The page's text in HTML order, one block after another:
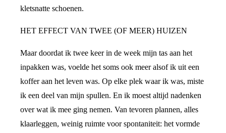
kletsnatte schoenen.
HET EFFECT VAN TWEE (OF MEER) HUIZEN
Maar doordat ik twee keer in de week mijn tas aan het
inpakken was, voelde het soms ook meer alsof ik uit een
koffer aan het leven was. Op elke plek waar ik was, miste
ik een deel van mijn spullen. En ik moest altijd nadenken
over wat ik mee ging nemen. Van tevoren plannen, alles
klaarleggen, weinig ruimte voor spontaniteit: het vormde